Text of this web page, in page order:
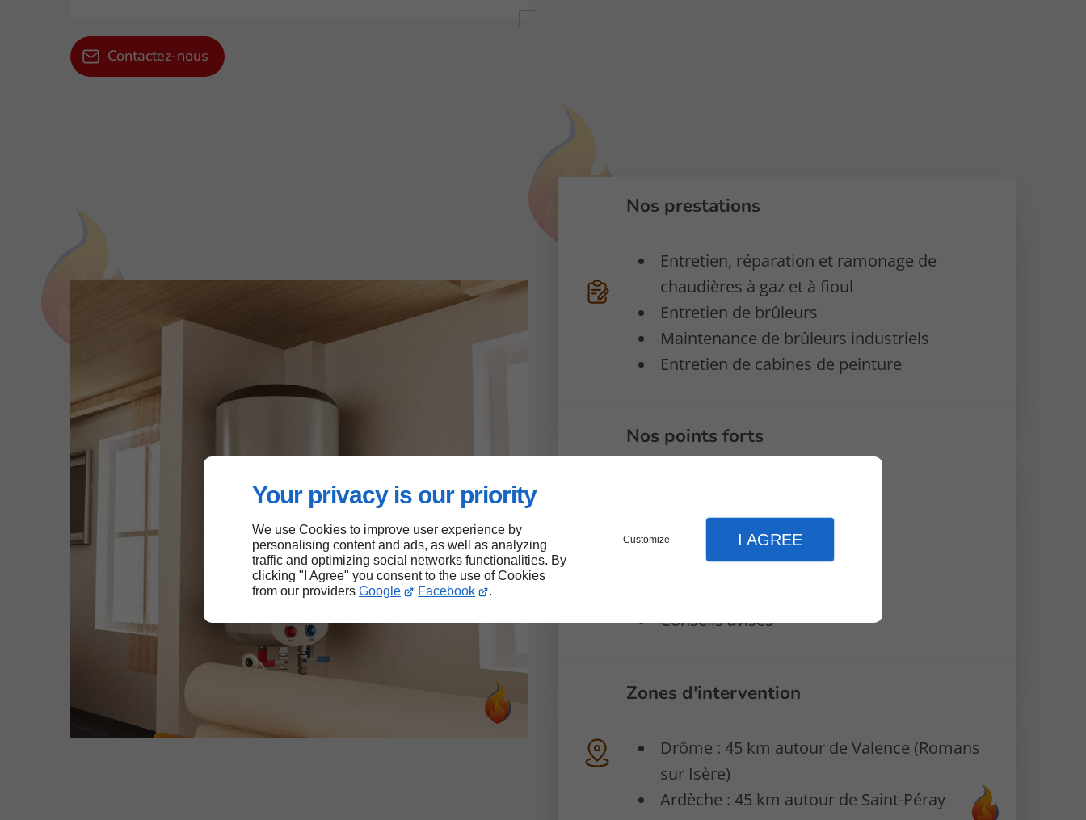
Your privacy is our priority
We use Cookies to improve user experience by
personalising content and ads, as well as analyzing
traffic and optimizing social networks functionalities. By
clicking "I Agree" you consent to the use of Cookies
from our providers Google Facebook .
Customize I AGREE
Contactez-nous
Nos prestations
Entretien, réparation et ramonage de
chaudières à gaz et à fioul
Entretien de brûleurs
Maintenance de brûleurs industriels
Entretien de cabines de peinture
Nos points forts
Savoir-faire
Professionnalisme
Disponibilité (7j/7)
Conseils avisés
Zones d'intervention
Drôme : 45 km autour de Valence (Romans
sur Isère)
Ardèche : 45 km autour de Saint-Péray